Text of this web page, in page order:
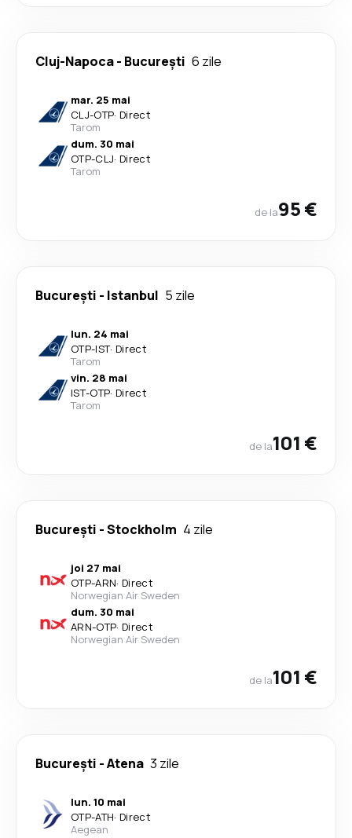
Cluj-Napoca- București 6 zile
mar. 25 mai
CLJ-OTP· Direct
Tarom
dum. 30 mai
OTP-CLJ· Direct
Tarom
de la95 €
București - Istanbul 5 zile
lun. 24 mai
OTP-IST· Direct
Tarom
vin. 28 mai
IST-OTP· Direct
Tarom
de la101 €
București -Stockholm 4 zile
joi 27 mai
OTP-ARN· Direct
Norwegian Air Sweden
dum. 30 mai
ARN-OTP· Direct
Norwegian Air Sweden
de la101 €
București -Atena 3 zile
lun. 10 mai
OTP-ATH· Direct
Aegean